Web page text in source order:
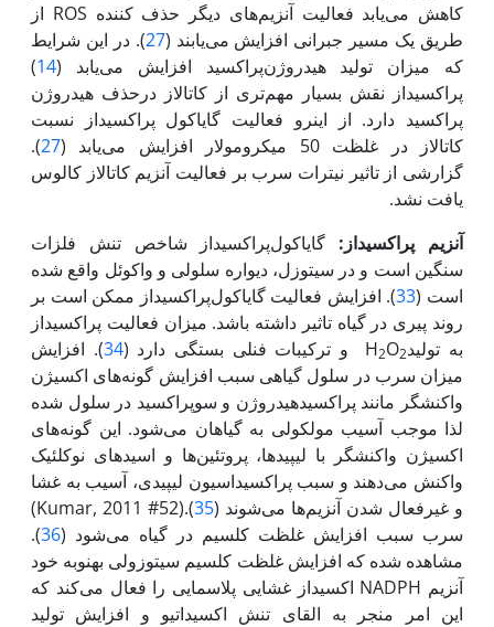
کاهش می‌یابد فعالیت آنزیم‌های دیگر حذف کننده ROS از
طریق یک مسیر جبرانی افزایش می‌یابند (27). در این شرایط
که میزان تولید هیدروژن‌پراکسید افزایش می‌یابد (14
)
پراکسیداز نقش بسیار مهم‌تری از کاتالاز درحذف هیدروژن
پراکسید دارد. از این‏رو فعالیت گایاکول پراکسیداز نسبت
کاتالاز در غلظت 50 میکرومولار افزایش می‌یابد (
27
).
گزارشی از تاثیر نیترات سرب بر فعالیت آنزیم کاتالاز کالوس
یافت نشد.
آنزیم پراکسیداز: گایاکول‌پراکسیداز شاخص تنش فلزات
سنگین است و در سیتوزل، دیواره سلولی و واکوئل واقع شده
است (33). افزایش فعالیت گایاکول‌پراکسیداز ممکن است بر
روند پیری در گیاه تاثیر داشته باشد. میزان فعالیت پراکسیداز
به تولیدH
2O2 و ترکیبات فنلی بستگی دارد (34). افزایش
میزان سرب در سلول گیاهی سبب افزایش گونه‌های اکسیژن
واکنش‏گر مانند پراکسید‌هیدروژن و سوپر‌اکسید در سلول شده
لذا موجب آسیب مولکولی به گیاهان می‌شود. این گونه‌های
اکسیژن واکنش‏گر با لیپیدها، پروتئین‌ها و اسیدهای نوکلئیک
واکنش می‌دهند و سبب پراکسیداسیون لیپیدی‌، آسیب به غشا
و غیرفعال شدن آنزیم‌ها می‌شوند (35
).(Kumar, 2011 #52)
سرب سبب افزایش غلظت کلسیم در گیاه می‌شود‌ (36
).
مشاهده شده که افزایش غلظت کلسیم سیتوزولی به‏نوبه خود
آنزیم NADPH اکسیداز غشایی پلاسمایی را فعال می‌کند که
این امر منجر به القای تنش اکسیداتیو و افزایش تولید